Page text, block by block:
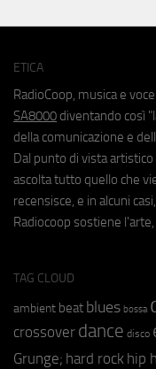
ETICA
RadioCoop, musica e
SA8000 diventando così
della comunicazione e
Dal punto di vista
ascolta tutto quello che
recensisce, e in alcuni
Radiocoop sostiene
TAG CLOUD
ambient beat blues bossa
crossover dance disco
Grunge; hard rock hip